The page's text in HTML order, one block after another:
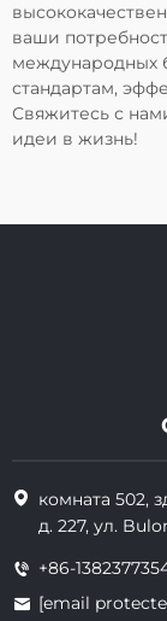
ваши
международных
стандартам,
Свяжитесь с
идеи в жизнь!
комната 502,
д. 227, ул.
+86-
[email